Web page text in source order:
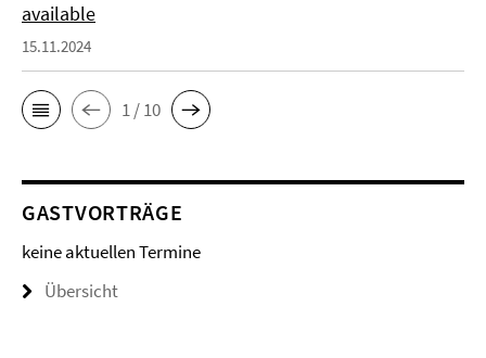
available
15.11.2024
1 / 10
GASTVORTRÄGE
keine aktuellen Termine
Übersicht